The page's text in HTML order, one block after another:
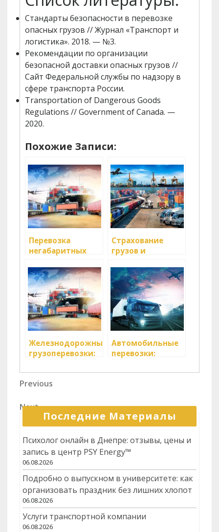
Стандарты безопасности в перевозке
опасных грузов // Журнал «Транспорт и
логистика». 2018. — №3.
Рекомендации по организации
безопасной доставки опасных грузов //
Сайт Федеральной службы по надзору в
сфере транспорта России.
Transportation of Dangerous Goods
Regulations // Government of Canada. —
2020.
Похожие Записи:
Перевозка
негабаритных
Страхование
грузов и
перевозчика
Железнодорожные
грузоперевозки:
перемещение
грузов
Автомобильные
перевозки:
перемещение
Навигация
по
записям
Previous
Previous
Next
Post
Next
Последние Материалы
Психолог онлайн в Днепре: отзывы, цены и
запись в центр PSY Energy™
06.08.2026
Подробно о выпускном в университете: как
организовать праздник без лишних хлопот
06.08.2026
Услуги транспортной компании
06.08.2026